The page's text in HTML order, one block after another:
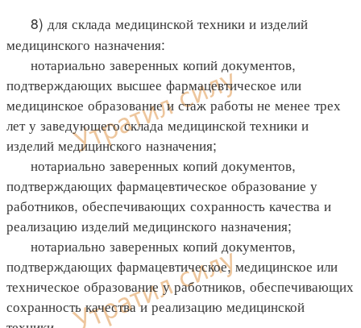
8) для склада медицинской техники и изделий
медицинского назначения:
нотариально заверенных копий документов,
подтверждающих высшее фармацевтическое или
медицинское образование и стаж работы не менее трех
лет у заведующего склада медицинской техники и
изделий медицинского назначения;
нотариально заверенных копий документов,
подтверждающих фармацевтическое образование у
работников, обеспечивающих сохранность качества и
реализацию изделий медицинского назначения;
нотариально заверенных копий документов,
подтверждающих фармацевтическое, медицинское или
техническое образование у работников, обеспечивающих
сохранность качества и реализацию медицинской